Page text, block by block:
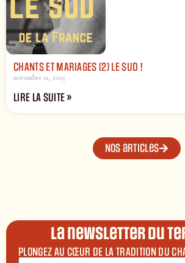
CHANTS ET MARIAGES (2) LE SUD !
novembre 11, 2025
LIRE LA SUITE »
Nos articles
La newsletter du
PLONGEZ AU CŒUR DE LA TRADITION DU